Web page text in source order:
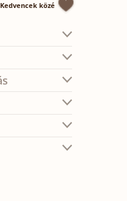
Kedvencek közé